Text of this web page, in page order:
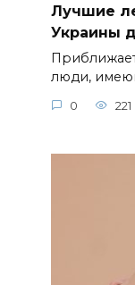
Лучшие
Украины
люди,
0 221